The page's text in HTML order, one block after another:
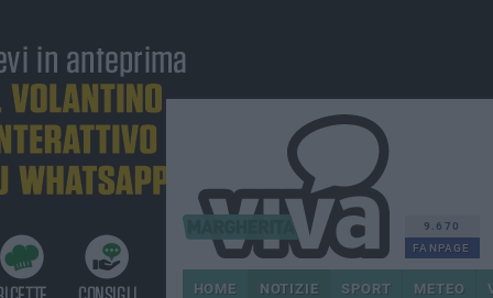
9.670
FANPAGE
HOME NOTIZIE SPORT METEO